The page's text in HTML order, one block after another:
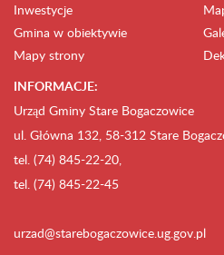
Inwestycje
Gmina w obiektywie
Mapy strony
INFORMACJE:
Urząd Gminy Stare Bogaczowice
ul. Główna 132, 58-312 Stare
tel. (74) 845-22-20,
tel. (74) 845-22-45
urzad@starebogaczowice.ug.gov.pl